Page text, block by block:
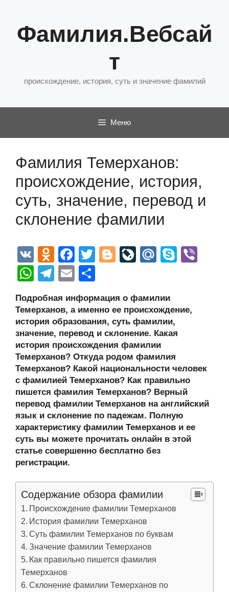
содержимому
Фамилия.Вебсай
т
происхождение, история, суть и значение фамилий
Меню
Фамилия Темерханов:
происхождение, история,
суть, значение, перевод и
склонение фамилии
V
K
O
d
n
o
kl
a
ss
ni
ki
F
a
c
e
b
o
o
k
T
er
Bl
g
er
Li
J
o
ur
n
al
M
u
S
e
W
at
s
A
p
p
T
e
gr
a
m
E
ail р
а
в
и
ть
Подробная информация о фамилии
Темерханов, а именно ее происхождение,
история образования, суть фамилии,
значение, перевод и склонение. Какая
история происхождения фамилии
Темерханов? Откуда родом фамилия
Темерханов? Какой национальности человек
с фамилией Темерханов? Как правильно
пишется фамилия Темерханов? Верный
перевод фамилии Темерханов на английский
язык и склонение по падежам. Полную
характеристику фамилии Темерханов и ее
суть вы можете прочитать онлайн в этой
статье совершенно бесплатно без
регистрации.
Содержание обзора фамилии
Происхождение фамилии Темерханов
История фамилии Темерханов
Суть фамилии Темерханов по буквам
Значение фамилии Темерханов
Как правильно пишется фамилия
Темерханов
Склонение фамилии Темерханов по